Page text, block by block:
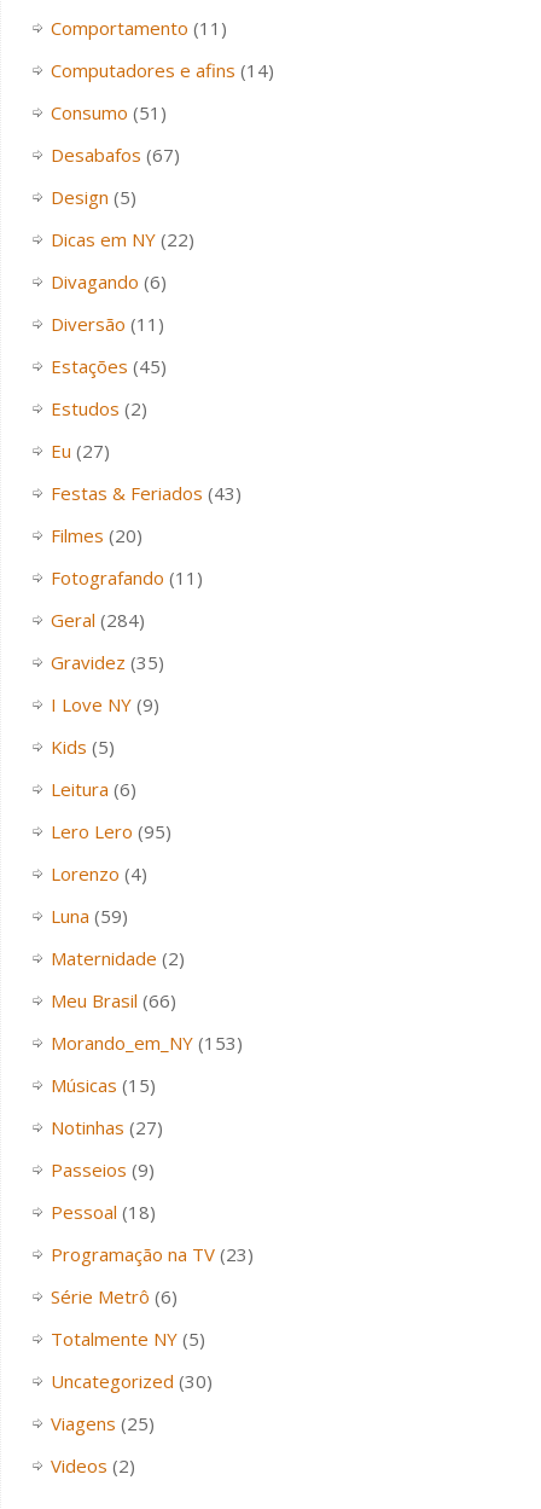
Comportamento (11)
Computadores e afins (14)
Consumo (51)
Desabafos (67)
Design (5)
Dicas em NY(22)
Divagando (6)
Diversão (11)
Estações (45)
Estudos (2)
Eu (27)
Festas & Feriados (43)
Filmes (20)
Fotografando (11)
Geral (284)
Gravidez (35)
I Love NY(9)
Kids (5)
Leitura (6)
Lero Lero (95)
Lorenzo (4)
Luna (59)
Maternidade (2)
Meu Brasil (66)
Morando_em_NY(153)
Músicas (15)
Notinhas (27)
Passeios (9)
Pessoal (18)
Programação na TV(23)
Série Metrô (6)
Totalmente NY(5)
Uncategorized (30)
Viagens (25)
Videos (2)